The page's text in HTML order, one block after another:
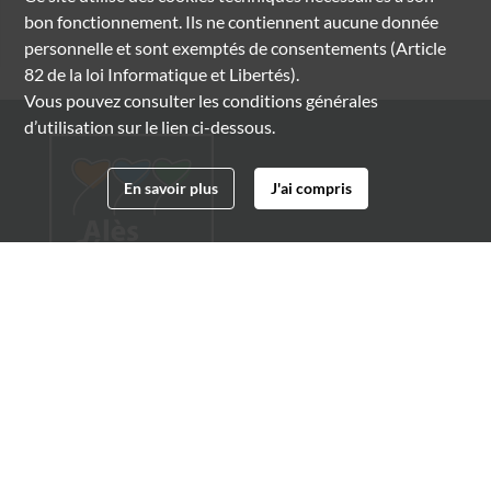
bon fonctionnement. Ils ne contiennent aucune donnée
personnelle et sont exemptés de consentements (Article
82 de la loi Informatique et Libertés).
Vous pouvez consulter les conditions générales
d’utilisation sur le lien ci-dessous.
En savoir plus J'ai compris